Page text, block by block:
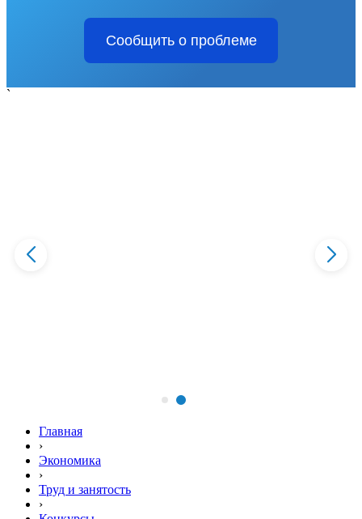
Сообщить о проблеме
`
Главная
›
Экономика
›
Труд и занятость
›